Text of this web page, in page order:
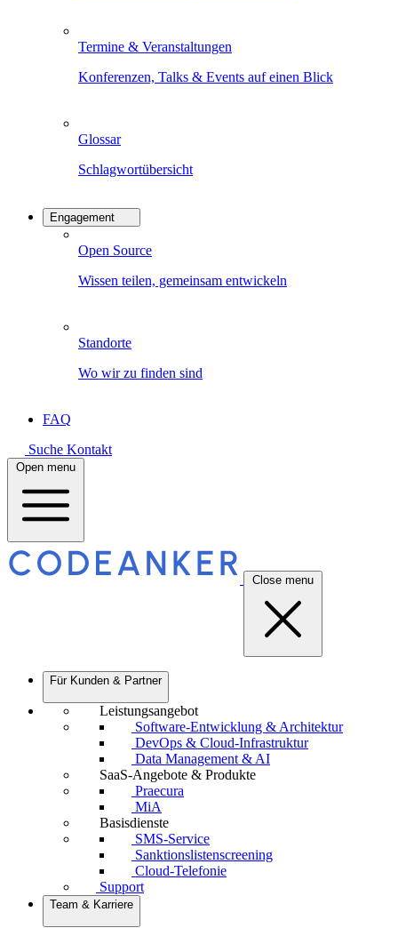
Termine & Veranstaltungen
Konferenzen, Talks & Events auf einen Blick
Glossar
Schlagwortübersicht
Engagement
Open Source
Wissen teilen, gemeinsam entwickeln
Standorte
Wo wir zu finden sind
FAQ
Suche Kontakt
Open menu
Close menu
Für Kunden & Partner
Leistungsangebot
Software-Entwicklung & Architektur
DevOps & Cloud-Infrastruktur
Data Management & AI
SaaS-Angebote & Produkte
Praecura
MiA
Basisdienste
SMS-Service
Sanktionslistenscreening
Cloud-Telefonie
Support
Team & Karriere